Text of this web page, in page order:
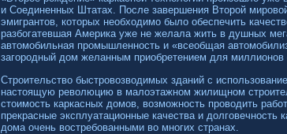
и Соединенных Штатах. После завершения Второй
эмигрантов, которых необходимо было обеспечить
разбогатевшая Америка уже не желала жить в душных
автомобильная промышленность и «всеобщая
загородный дом желанным приобретением для миллионов
Строительство быстровозводимых зданий с
настоящую революцию в малоэтажном жилищном
стоимость каркасных домов, возможность проводить
прекрасные эксплуатационные качества и долговечность
дома очень востребованными во многих странах.